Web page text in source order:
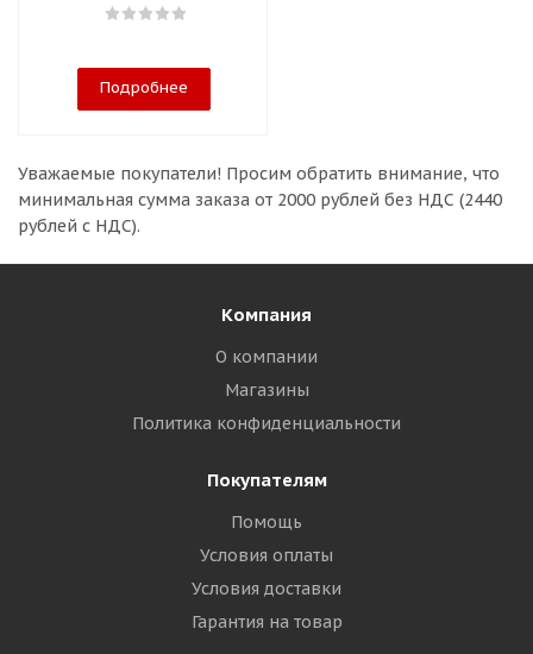
Подробнее
Уважаемые покупатели! Просим обратить внимание, что
минимальная сумма заказа от 2000 рублей без НДС (2440
рублей с НДС).
Компания
О компании
Магазины
Политика конфиденциальности
Покупателям
Помощь
Условия оплаты
Условия доставки
Гарантия на товар